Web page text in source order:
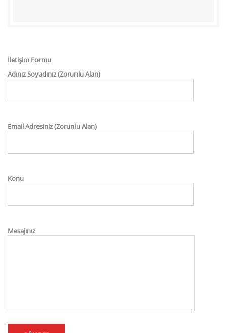
İletişim Formu
Adınız Soyadınız (Zorunlu Alan)
Email Adresiniz (Zorunlu Alan)
Konu
Mesajınız